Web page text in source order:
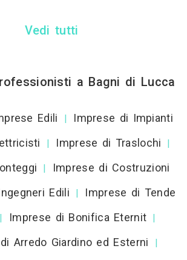
Vedi tutti
a Bagni di Lucca
Edili |
Imprese di Impianti
| Imprese di Traslochi |
|
Imprese di Costruzioni
Edili |
Imprese di Tende
| Imprese di Bonifica Eternit |
Arredo Giardino ed Esterni |